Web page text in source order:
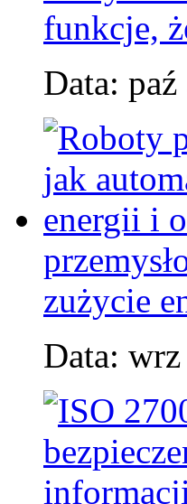
funkcje,
Data:
zużycie
Data: